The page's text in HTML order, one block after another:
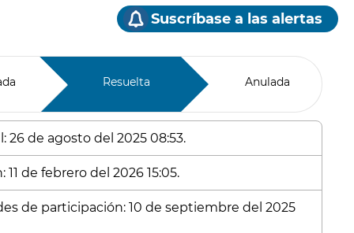
Suscríbase a las alertas
Resuelta Anulada
26 de agosto del 2025 08:53.
de febrero del 2026 15:05.
de participación: 10 de septiembre del 2025